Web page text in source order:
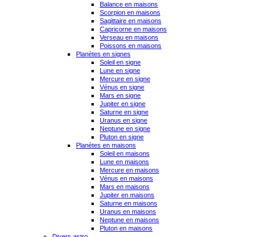
Balance en maisons
Scorpion en maisons
Sagittaire en maisons
Capricorne en maisons
Verseau en maisons
Poissons en maisons
Planètes en signes
Soleil en signe
Lune en signe
Mercure en signe
Vénus en signe
Mars en signe
Jupiter en signe
Saturne en signe
Uranus en signe
Neptune en signe
Pluton en signe
Planètes en maisons
Soleil en maisons
Lune en maisons
Mercure en maisons
Vénus en maisons
Mars en maisons
Jupiter en maisons
Saturne en maisons
Uranus en maisons
Neptune en maisons
Pluton en maisons